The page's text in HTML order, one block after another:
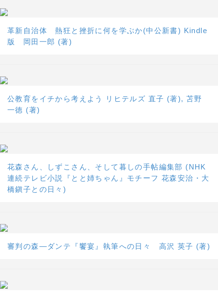
革新自治体 熱狂と挫折に何を学ぶか(中公新書) Kindle
版 岡田一郎 (著)
公教育をイチから考えよう リヒテルズ 直子 (著), 苫野
一徳 (著)
花森さん、しずこさん、そして暮しの手帖編集部 (NHK
連続テレビ小説『とと姉ちゃん』モチーフ 花森安治・大
橋鎭子との日々)
審判の森―ダンテ『饗宴』執筆への日々 高沢 英子 (著)